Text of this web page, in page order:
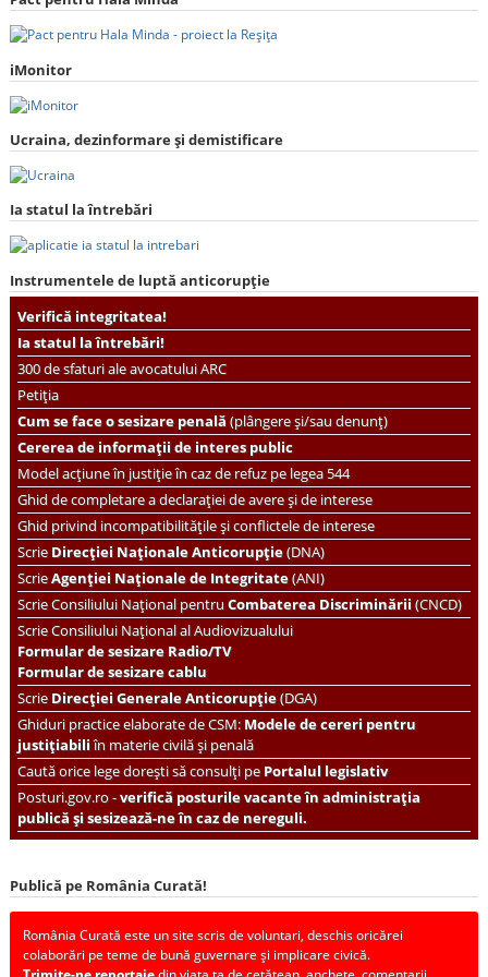
iMonitor
Ucraina, dezinformare și demistificare
Ia statul la întrebări
Instrumentele de luptă anticorupție
Verifică integritatea!
Ia statul la întrebări!
300 de sfaturi ale avocatului ARC
Petiția
Cum se face o sesizare penală(plângere și/sau denunț)
Cererea de informații de interes public
Model acțiune în justiție în caz de refuz pe legea 544
Ghid de completare a declarației de avere și de interese
Ghid privind incompatibilitățile și conflictele de interese
ScrieDirecției Naționale Anticorupție(DNA)
ScrieAgenției Naționale de Integritate(ANI)
ScrieConsiliului Național pentruCombaterea Discriminării(CNCD)
Scrie Consiliului Național al Audiovizualului
Formular de sesizare Radio/TV
Formular de sesizare cablu
ScrieDirecției Generale Anticorupție(DGA)
Ghiduri practice elaborate de CSM: Modele de cereri pentru
justițiabiliîn materie civilă și penală
Caută orice lege dorești să consulți pePortalul legislativ
Posturi.gov.ro -verifică posturile vacante în administrația
publică și sesizează-ne în caz de nereguli.
Publică pe România Curată!
România Curată este un site scris de voluntari, deschis oricărei
colaborări pe teme de bună guvernare și implicare civică.